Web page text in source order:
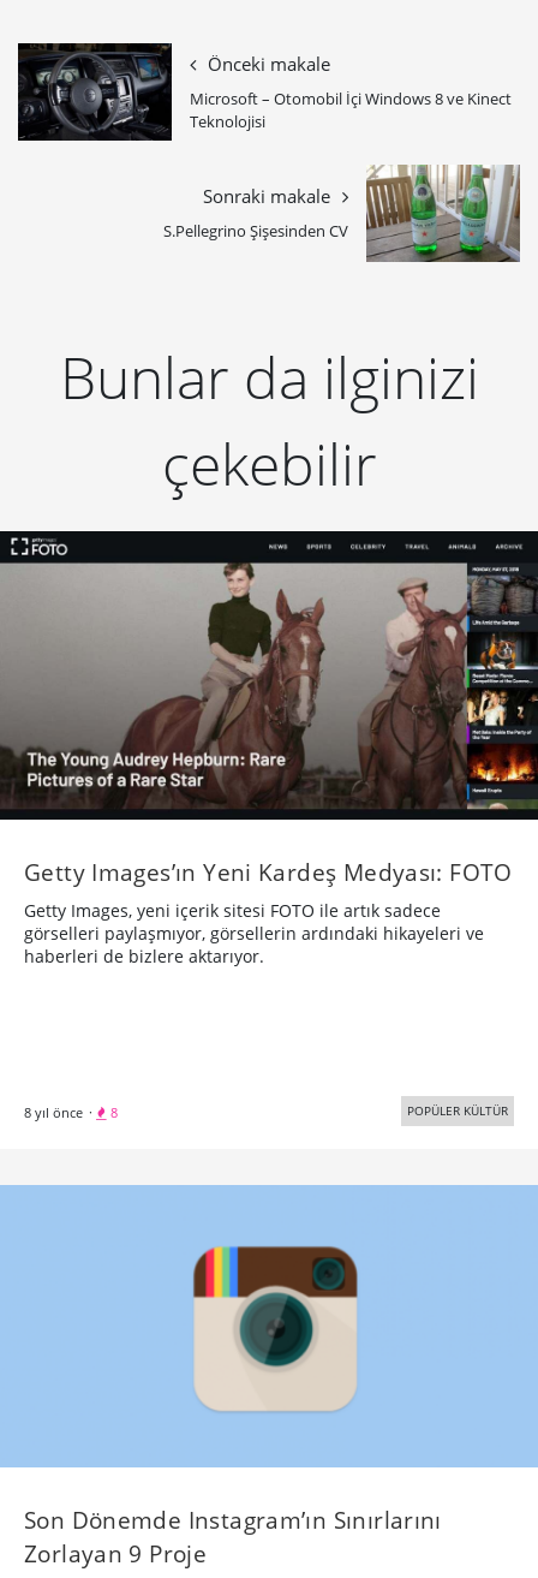
Önceki makale
Microsoft – Otomobil İçi Windows 8 ve Kinect
Teknolojisi
Sonraki makale
S.Pellegrino Şişesinden CV
Bunlar da ilginizi
çekebilir
Getty Images’ın Yeni Kardeş Medyası: FOTO
Getty Images, yeni içerik sitesi FOTO ile artık sadece
görselleri paylaşmıyor, görsellerin ardındaki hikayeleri ve
haberleri de bizlere aktarıyor.
8 yıl önce · 8 POPÜLER KÜLTÜR
Son Dönemde Instagram’ın Sınırlarını
Zorlayan 9 Proje